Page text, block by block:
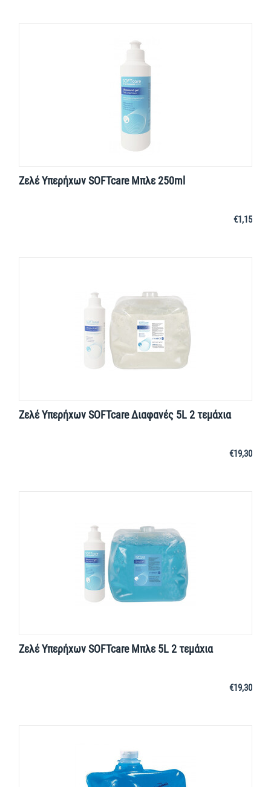
Ζελέ Υπερήχων SOFTcare Μπλε 250ml
€1,15
Ζελέ Υπερήχων SOFTcare Διαφανές 5L 2 τεμάχια
€19,30
Ζελέ Υπερήχων SOFTcare Μπλε 5L 2 τεμάχια
€19,30